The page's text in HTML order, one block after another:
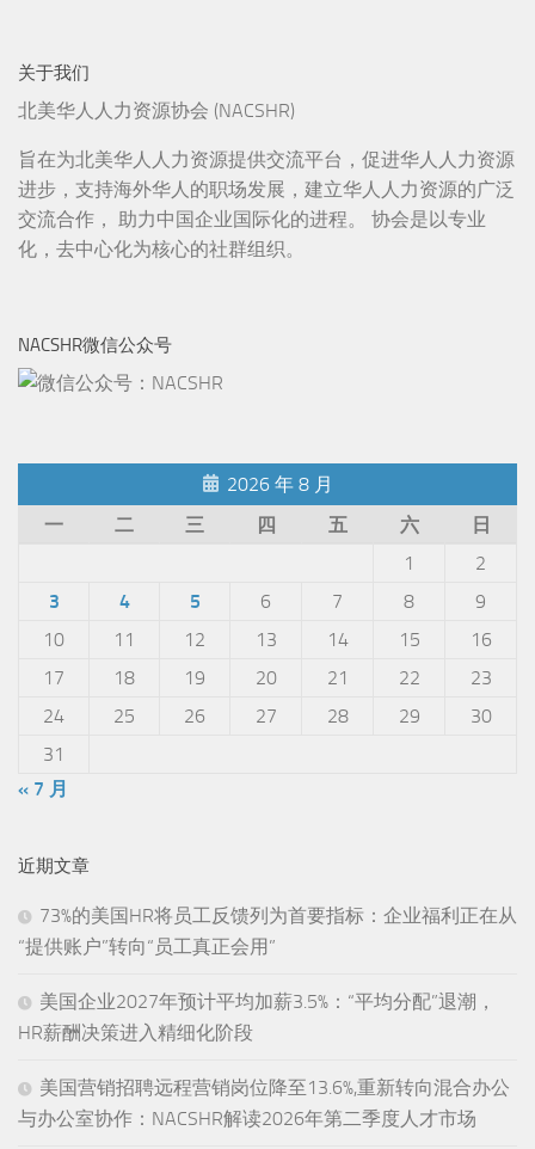
关于我们
北美华人人力资源协会 (NACSHR)
旨在为北美华人人力资源提供交流平台，促进华人人力资源
进步，支持海外华人的职场发展，建立华人人力资源的广泛
交流合作， 助力中国企业国际化的进程。 协会是以专业
化，去中心化为核心的社群组织。
NACSHR微信公众号
2026 年 8 月
一
二 三 四 五 六
日
1
2
3
4 5 6 7 8
9
10
11 12 13 14 15
16
17
18 19 20 21 22
23
24
25 26 27 28 29
30
31
« 7 月
近期文章
73%的美国HR将员工反馈列为首要指标：企业福利正在从
“提供账户”转向“员工真正会用”
美国企业2027年预计平均加薪3.5%：“平均分配”退潮，
HR薪酬决策进入精细化阶段
美国营销招聘远程营销岗位降至13.6%,重新转向混合办公
与办公室协作：NACSHR解读2026年第二季度人才市场